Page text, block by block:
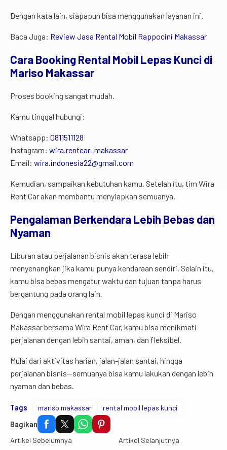
Dengan kata lain, siapapun bisa menggunakan layanan ini.
Baca Juga: Review Jasa Rental Mobil Rappocini Makassar
Cara Booking Rental Mobil Lepas Kunci di
Mariso Makassar
Proses booking sangat mudah.
Kamu tinggal hubungi:
Whatsapp: 0811511128
Instagram: wira.rentcar_makassar
Email: wira.indonesia22@gmail.com
Kemudian, sampaikan kebutuhan kamu. Setelah itu, tim Wira
Rent Car akan membantu menyiapkan semuanya.
Pengalaman Berkendara Lebih Bebas dan
Nyaman
Liburan atau perjalanan bisnis akan terasa lebih
menyenangkan jika kamu punya kendaraan sendiri. Selain itu,
kamu bisa bebas mengatur waktu dan tujuan tanpa harus
bergantung pada orang lain.
Dengan menggunakan rental mobil lepas kunci di Mariso
Makassar bersama Wira Rent Car, kamu bisa menikmati
perjalanan dengan lebih santai, aman, dan fleksibel.
Mulai dari aktivitas harian, jalan-jalan santai, hingga
perjalanan bisnis—semuanya bisa kamu lakukan dengan lebih
nyaman dan bebas.
Tags mariso makassar
rental mobil lepas kunci
Bagikan
Artikel Sebelumnya
Artikel Selanjutnya